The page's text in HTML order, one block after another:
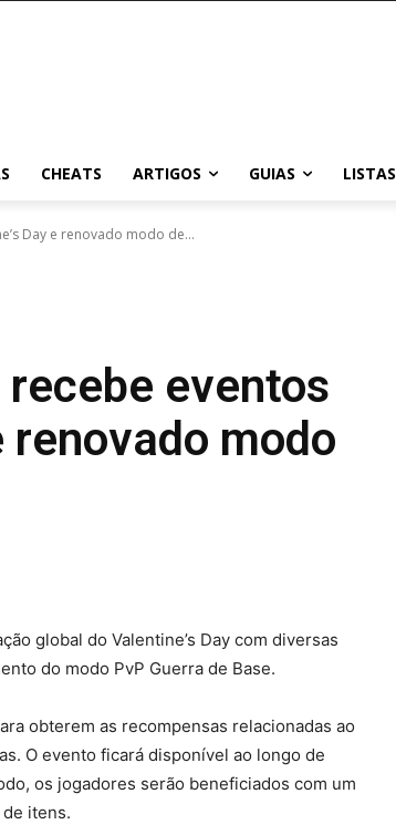
CHEATS ARTIGOS GUIAS LISTAS
Day e renovado modo de...
eventos
renovado modo
global do Valentine’s Day com diversas
do modo PvP Guerra de Base.
obterem as recompensas relacionadas ao
O evento ficará disponível ao longo de
os jogadores serão beneficiados com um
itens.